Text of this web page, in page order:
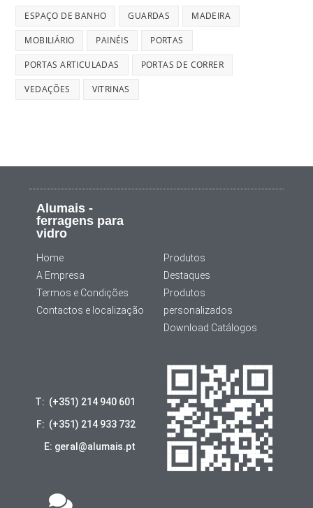
ESPAÇO DE BANHO GUARDAS MADEIRA
MOBILIÁRIO PAINÉIS PORTAS
PORTAS ARTICULADAS PORTAS DE CORRER
VEDAÇÕES VITRINAS
Alumais -
ferragens para
vidro
Home
A Empresa
Termos e Condições
Contactos e localização
Produtos
Destaques
Produtos
personalizados
Download Catálogos
T: (+351) 214 940 601
F: (+351) 214 933 732
E: geral@alumais.pt